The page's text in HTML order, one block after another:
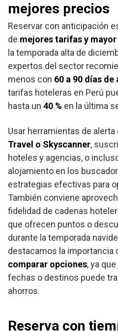
mejores precios
Reservar con anticipación
de mejores tarifas y
la temporada alta de
expertos del sector
menos con 60 a 90 días
tarifas hoteleras en Perú
hasta un 40 % en la última
Usar herramientas de
Travel o Skyscanner,
hoteles y agencias, o
alojamiento en los
estrategias efectivas para
También conviene
fidelidad de cadenas
que ofrecen puntos o
durante la temporada
destacamos la importancia
comparar opciones, ya
fechas o destinos puede
ahorros.
Reserva con